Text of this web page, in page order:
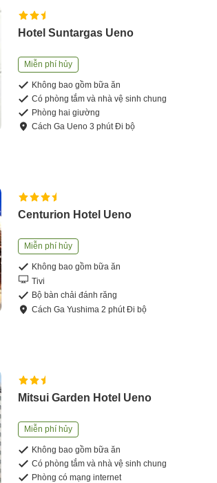
Hotel Suntargas Ueno
Miễn phí hủy
Không bao gồm bữa ăn
Có phòng tắm và nhà vệ sinh chung
Phòng hai giường
CáchGa Ueno3 phútĐi bộ
Centurion Hotel Ueno
Miễn phí hủy
Không bao gồm bữa ăn
Tivi
Bộ bàn chải đánh răng
CáchGa Yushima2 phútĐi bộ
Mitsui Garden Hotel Ueno
Miễn phí hủy
Không bao gồm bữa ăn
Có phòng tắm và nhà vệ sinh chung
Phòng có mạng internet